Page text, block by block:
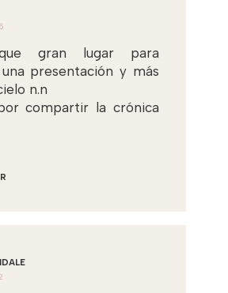
gran lugar para
presentación y más
n.n
compartir la crónica